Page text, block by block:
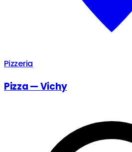
Pizzeria
Pizza — Vichy